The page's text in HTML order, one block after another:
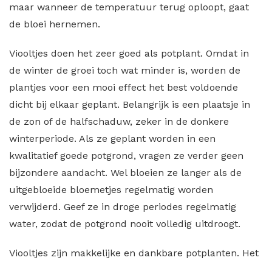
maar wanneer de temperatuur terug oploopt, gaat
de bloei hernemen.
Viooltjes doen het zeer goed als potplant. Omdat in
de winter de groei toch wat minder is, worden de
plantjes voor een mooi effect het best voldoende
dicht bij elkaar geplant. Belangrijk is een plaatsje in
de zon of de halfschaduw, zeker in de donkere
winterperiode. Als ze geplant worden in een
kwalitatief goede potgrond, vragen ze verder geen
bijzondere aandacht. Wel bloeien ze langer als de
uitgebloeide bloemetjes regelmatig worden
verwijderd. Geef ze in droge periodes regelmatig
water, zodat de potgrond nooit volledig uitdroogt.
Viooltjes zijn makkelijke en dankbare potplanten. Het